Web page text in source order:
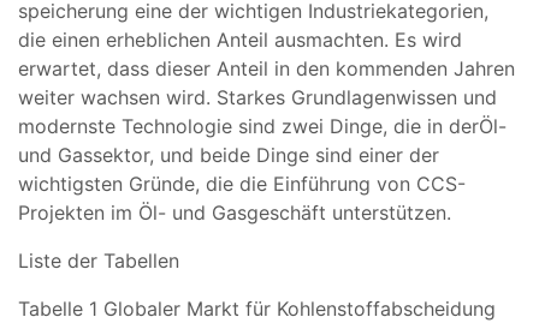
speicherung eine der wichtigen Industriekategorien,
die einen erheblichen Anteil ausmachten. Es wird
erwartet, dass dieser Anteil in den kommenden Jahren
weiter wachsen wird. Starkes Grundlagenwissen und
modernste Technologie sind zwei Dinge, die in derÖl-
und Gassektor, und beide Dinge sind einer der
wichtigsten Gründe, die die Einführung von CCS-
Projekten im Öl- und Gasgeschäft unterstützen.
Liste der Tabellen
Tabelle 1 Globaler Markt für Kohlenstoffabscheidung